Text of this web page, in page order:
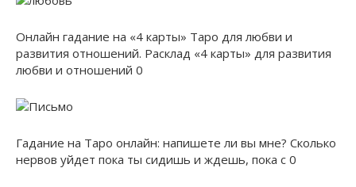
Онлайн гадание на «4 карты» Таро для любви и
развития отношений. Расклад «4 карты» для развития
любви и отношений 0
Гадание на Таро онлайн: напишете ли вы мне? Сколько
нервов уйдет пока ты сидишь и ждешь, пока с 0